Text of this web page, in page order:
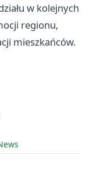
w kolejnych
regionu,
mieszkańców.